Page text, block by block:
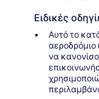
Ειδικές
Αυτό το
αεροδρόμιο
να